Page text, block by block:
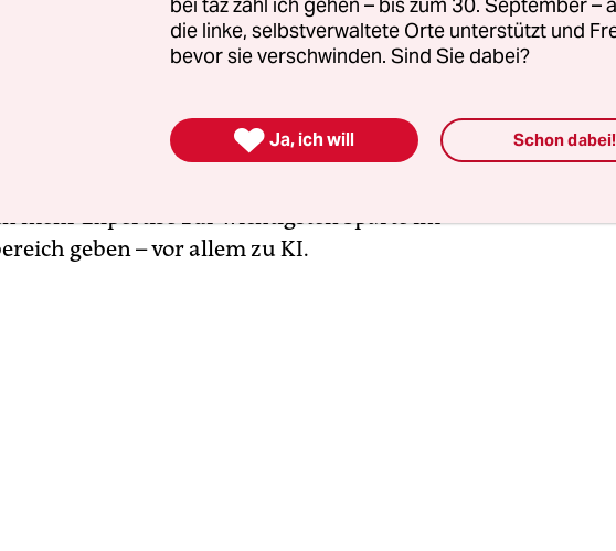
ist: Es weiß niemand genau. Wer aber vermutlich von ihr
wird, sind die Zukunftsdeuter. Allein in den letzten
Titeln wie: „KI & Diesdas“ oder „Dasdies und KI“. Die
Prognose dieses Textes: Es werden noch viel mehr
mehr Expertise zur wichtigsten Sparte im
geben – vor allem zu KI.
die linke, selbstverwaltete Orte unterstützt und
bevor sie verschwinden. Sind Sie dabei?
 Ja, ich will Schon dabei!